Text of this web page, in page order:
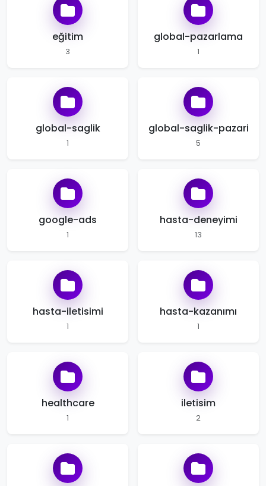
eğitim
3
global-pazarlama
1
global-saglik
1
global-saglik-pazari
5
google-ads
1
hasta-deneyimi
13
hasta-iletisimi
1
hasta-kazanımı
1
healthcare
1
iletisim
2